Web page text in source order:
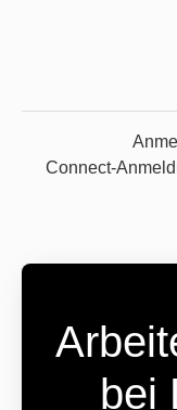
Connect-
bei